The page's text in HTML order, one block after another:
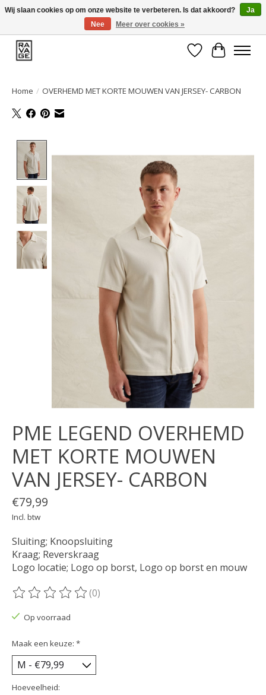
EEN GROOT ASSORTIMENT VAN TOP MERKEN!
Verlanglijst
Home / OVERHEMD MET KORTE MOUWEN VAN JERSEY- CARBON
PME LEGEND OVERHEMD
MET KORTE MOUWEN
VAN JERSEY- CARBON
€79,99
Incl. btw
Sluiting; Knoopsluiting
Kraag; Reverskraag
Logo locatie; Logo op borst, Logo op borst en mouw
De beoordeling van dit product is
(0)
Op voorraad
Maak een keuze: *
Hoeveelheid:
Wij slaan cookies op om onze website te verbeteren. Is dat akkoord?
Ja
Nee
Meer over cookies »